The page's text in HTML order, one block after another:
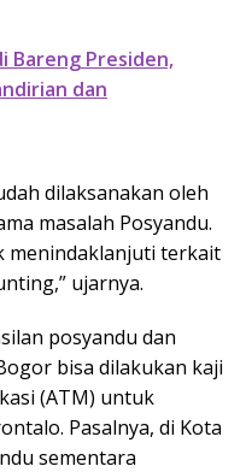
Bareng Presiden,
dan
dilaksanakan oleh
masalah Posyandu.
menindaklanjuti terkait
ujarnya.
posyandu dan
bisa dilakukan kaji
(ATM) untuk
Pasalnya, di Kota
sementara